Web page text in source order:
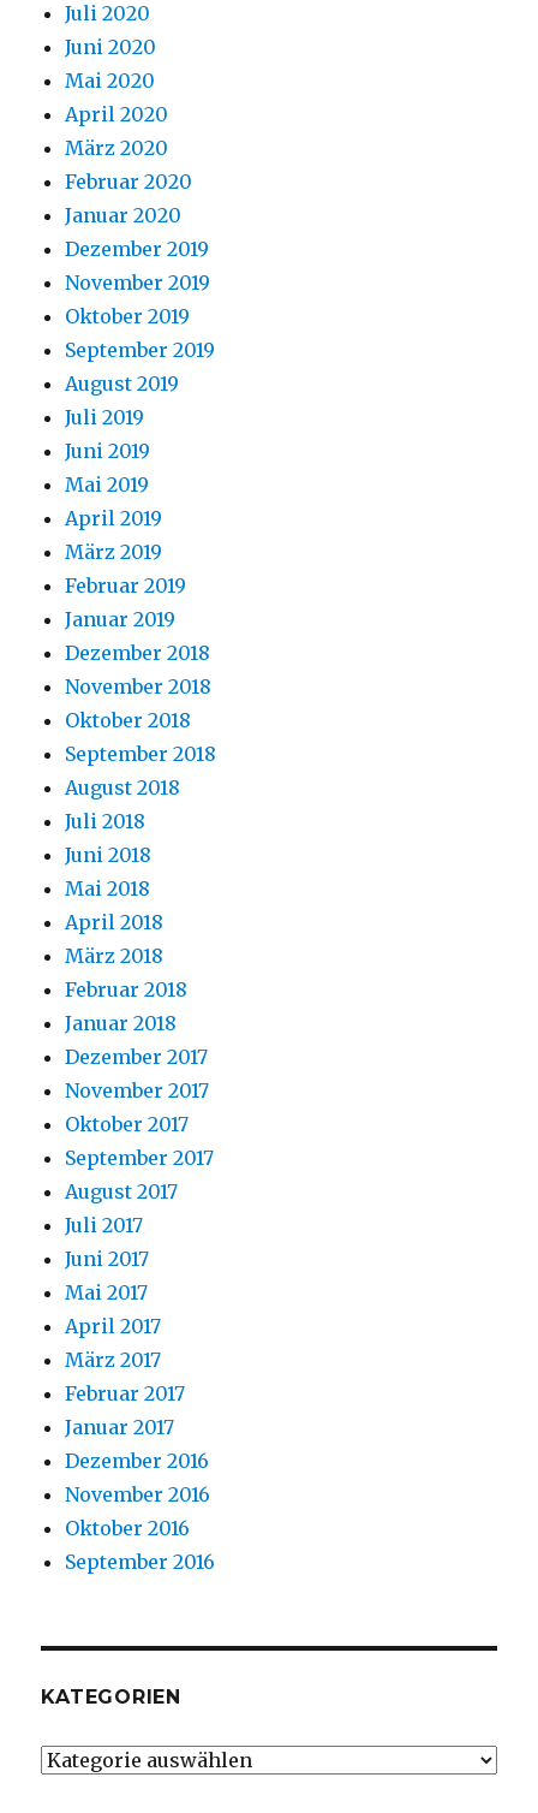
Juli 2020
Juni 2020
Mai 2020
April 2020
März 2020
Februar 2020
Januar 2020
Dezember 2019
November 2019
Oktober 2019
September 2019
August 2019
Juli 2019
Juni 2019
Mai 2019
April 2019
März 2019
Februar 2019
Januar 2019
Dezember 2018
November 2018
Oktober 2018
September 2018
August 2018
Juli 2018
Juni 2018
Mai 2018
April 2018
März 2018
Februar 2018
Januar 2018
Dezember 2017
November 2017
Oktober 2017
September 2017
August 2017
Juli 2017
Juni 2017
Mai 2017
April 2017
März 2017
Februar 2017
Januar 2017
Dezember 2016
November 2016
Oktober 2016
September 2016
KATEGORIEN
Kategorien